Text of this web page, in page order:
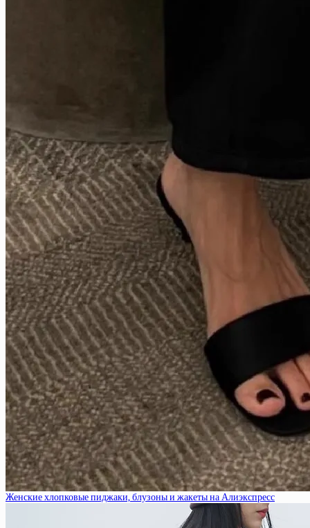
Женские хлопковые пиджаки, блузоны и жакеты на Алиэкспресс